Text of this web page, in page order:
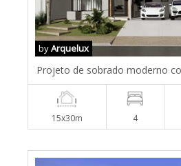
byArquelux
Projeto de sobrado moderno
15x30m 4